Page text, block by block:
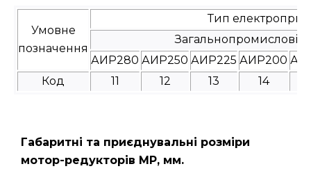
Умовне
позначення
Тип
Загальнопромислові
АИР280 АИР250 АИР225 АИР200
Код
11 12 13 14
Габаритні та приєднувальні розміри
мотор-редукторів МР, мм.